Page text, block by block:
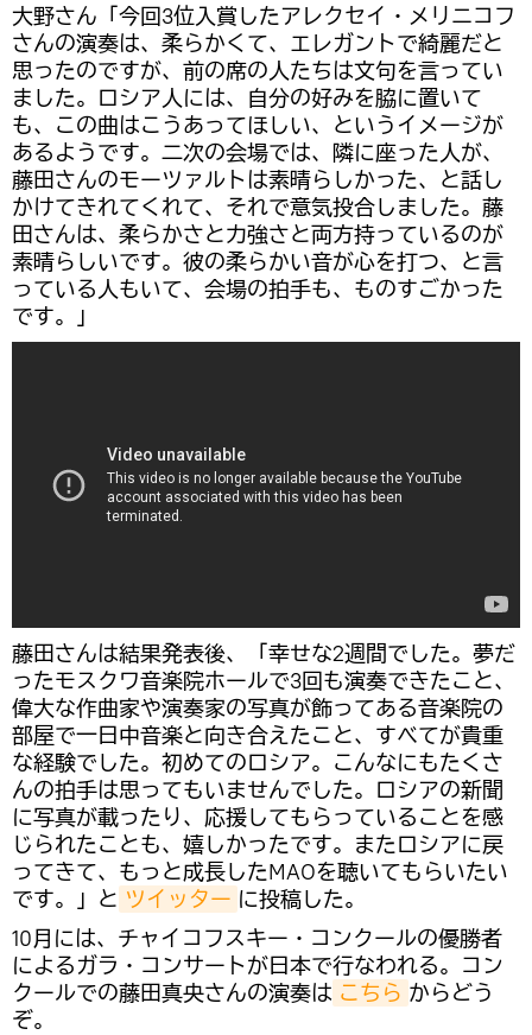
大野さん「今回3位入賞したアレクセイ・メリニコフ
さんの演奏は、柔らかくて、エレガントで綺麗だと
思ったのですが、前の席の人たちは文句を言ってい
ました。ロシア人には、自分の好みを脇に置いて
も、この曲はこうあってほしい、というイメージが
あるようです。二次の会場では、隣に座った人が、
藤田さんのモーツァルトは素晴らしかった、と話し
かけてきれてくれて、それで意気投合しました。藤
田さんは、柔らかさと力強さと両方持っているのが
素晴らしいです。彼の柔らかい音が心を打つ、と言
っている人もいて、会場の拍手も、ものすごかった
です。」
藤田さんは結果発表後、「幸せな2週間でした。夢だ
ったモスクワ音楽院ホールで3回も演奏できたこと、
偉大な作曲家や演奏家の写真が飾ってある音楽院の
部屋で一日中音楽と向き合えたこと、すべてが貴重
な経験でした。初めてのロシア。こんなにもたくさ
んの拍手は思ってもいませんでした。ロシアの新聞
に写真が載ったり、応援してもらっていることを感
じられたことも、嬉しかったです。またロシアに戻
ってきて、もっと成長したMAOを聴いてもらいたい
です。」と ツイッター に投稿した。
10月には、チャイコフスキー・コンクールの優勝者
によるガラ・コンサートが日本で行なわれる。コン
クールでの藤田真央さんの演奏は こちら からどう
ぞ。